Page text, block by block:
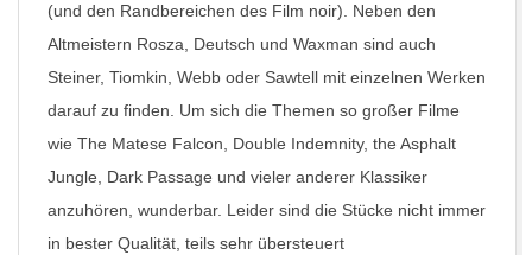
(und den Randbereichen des Film noir). Neben den
Altmeistern Rosza, Deutsch und Waxman sind auch
Steiner, Tiomkin, Webb oder Sawtell mit einzelnen Werken
darauf zu finden. Um sich die Themen so großer Filme
wie The Matese Falcon, Double Indemnity, the Asphalt
Jungle, Dark Passage und vieler anderer Klassiker
anzuhören, wunderbar. Leider sind die Stücke nicht immer
in bester Qualität, teils sehr übersteuert